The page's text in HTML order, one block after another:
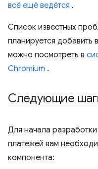
всё ещё ведётся .
Список известных
планируется добавить
можно посмотреть в
Chromium .
Следующие
Для начала
платежей вам
компонента: